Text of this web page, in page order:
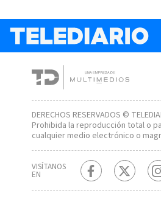
DERECHOS RESERVADOS ©
Prohibida la reproducción total o
cualquier medio electrónico o
VISÍTANOS
EN